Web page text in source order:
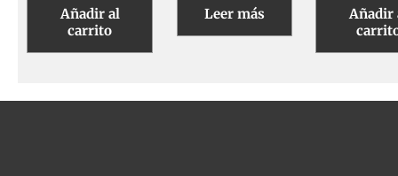
Añadir al
carrito
Leer más
Añadir